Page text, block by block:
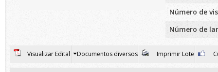
Número de
Número de
Visualizar Edital Documentos diversos Imprimir Lote